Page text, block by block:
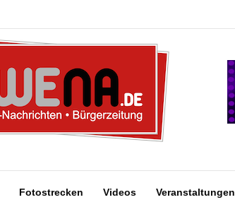
Fotostrecken Videos Veranstaltungen